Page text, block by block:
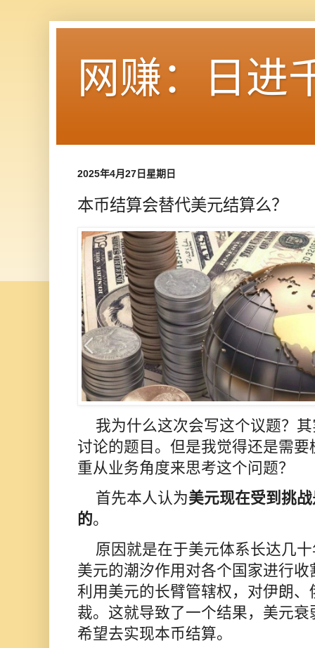
网赚：日进
2025年4月27日星期日
本币结算会替代美元结算么？
我为什么这次会写这个议题？
讨论的题目。但是我觉得还是需
重从业务角度来思考这个问题？
首先本人认为美元现在受到挑
的。
原因就是在于美元体系长达几
美元的潮汐作用对各个国家进行
利用美元的长臂管辖权，对伊朗
裁。这就导致了一个结果，美元
希望去实现本币结算。